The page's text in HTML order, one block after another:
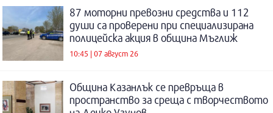
87 моторни превозни средства и 112
души са проверени при специализирана
полицейска акция в община Мъглиж
10:45 | 07 август 26
Община Казанлък се превръща в
пространство за среща с творчеството